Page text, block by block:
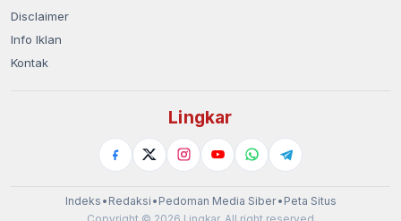
Disclaimer
Info Iklan
Kontak
Lingkar
Indeks • Redaksi • Pedoman Media Siber• Peta Situs